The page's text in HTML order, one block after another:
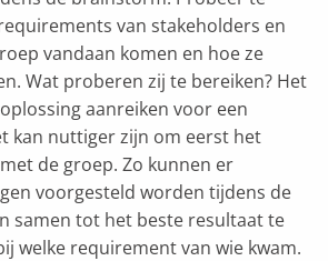
van stakeholders en
vandaan komen en hoe ze
Wat proberen zij te bereiken? Het
aanreiken voor een
kan nuttiger zijn om eerst het
de groep. Zo kunnen er
voorgesteld worden tijdens de
samen tot het beste resultaat te
welke requirement van wie kwam.